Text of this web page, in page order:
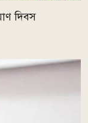
দিবস